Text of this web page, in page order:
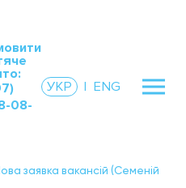
08-
УКР | ENG
заявка вакансій (Семеній